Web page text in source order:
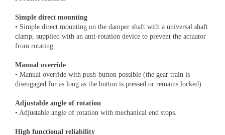
Simple direct mounting
• Simple direct mounting on the damper shaft with a universal shaft
clamp, supplied with an anti-rotation device to prevent the actuator
from rotating.
Manual override
• Manual override with push-button possible (the gear train is
disengaged for as long as the button is pressed or remains locked).
Adjustable angle of rotation
• Adjustable angle of rotation with mechanical end stops.
High functional reliability